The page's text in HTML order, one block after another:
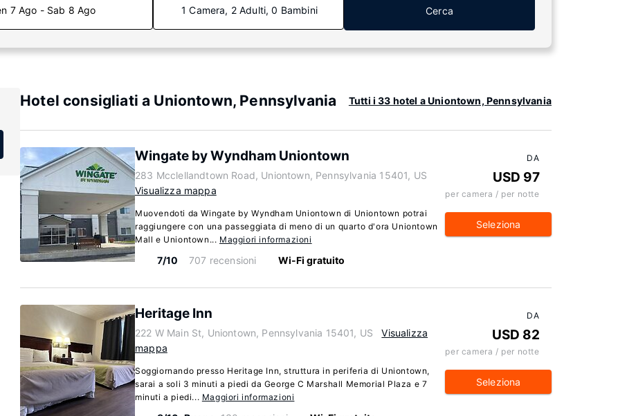
7 Ago - Sab 8 Ago 1 Camera, 2 Adulti, 0 Bambini Cerca
Hotel consigliati a Uniontown, Pennsylvania Tutti i 33 hotel a Uniontown, Pennsylvania
Wingate by Wyndham Uniontown
283 Mcclellandtown Road, Uniontown, Pennsylvania 15401, US
Visualizza mappa
Muovendoti da Wingate by Wyndham Uniontown di Uniontown potrai
raggiungere con una passeggiata di meno di un quarto d'ora Uniontown
Mall e Uniontown... Maggiori informazioni
7/10 707 recensioni Wi-Fi gratuito
DA
USD 97
per camera / per notte
Seleziona
Heritage Inn
222 W Main St, Uniontown, Pennsylvania 15401, US
Visualizza
mappa
Soggiornando presso Heritage Inn, struttura in periferia di Uniontown,
sarai a soli 3 minuti a piedi da George C Marshall Memorial Plaza e 7
minuti a piedi... Maggiori informazioni
DA
USD 82
per camera / per notte
Seleziona